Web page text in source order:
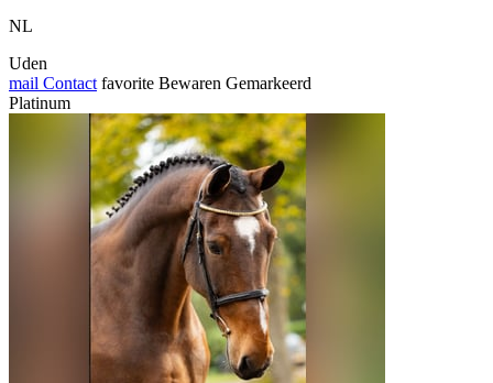
NL
Uden
mail Contact favorite Bewaren Gemarkeerd
Platinum